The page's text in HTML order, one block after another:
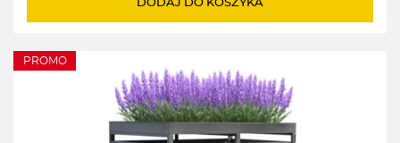
DODAJ DO KOSZYKA
PROMO